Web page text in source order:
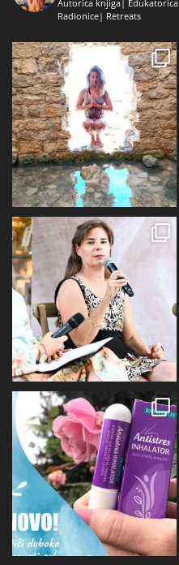
Autorica knjiga| Edukatorica
Radionice| Retreats
Dolaz da sam bila plava i dokaz da
preko ljeta
72 1
Prošli tjedan @alqvimia_hrvatska je
slavila 2...
67 6
Evo malo detaljnije o mirisu i
limbičkom sustavu,...
12 0